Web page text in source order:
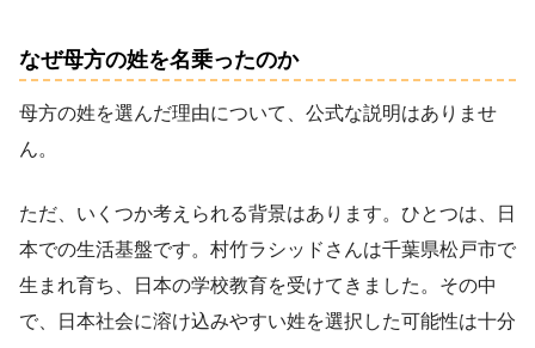
なぜ母方の姓を名乗ったのか
母方の姓を選んだ理由について、公式な説明はありませ
ん。
ただ、いくつか考えられる背景はあります。ひとつは、日
本での生活基盤です。村竹ラシッドさんは千葉県松戸市で
生まれ育ち、日本の学校教育を受けてきました。その中
で、日本社会に溶け込みやすい姓を選択した可能性は十分